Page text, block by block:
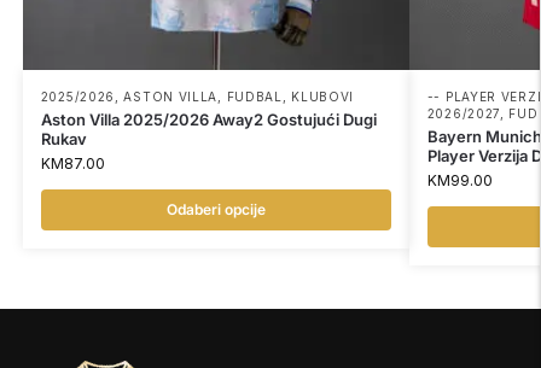
2025/2026 ,ASTON VILLA FUDBAL KLUBOVI
Aston Villa 2025/2026 Away2 Gostujući Dugi
Rukav
KM87.00
Odaberi opcije
-- PLAYER
2026/2027
Bayern
Player Verzija
KM99.00